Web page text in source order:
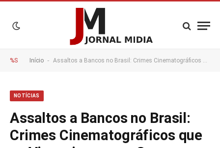
%S Início - Assaltos a Bancos no Brasil: Crimes Cinematográficos que se Vivenciaram em Cena
NOTÍCIAS
Assaltos a Bancos no Brasil:
Crimes Cinematográficos que